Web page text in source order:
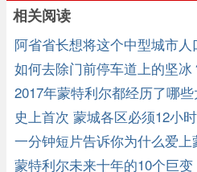
相关阅读
阿省省长想将这个中型城市
城市
如何去除门前停车道上的坚冰
2017年蒙特利尔都经历了哪
史上首次 蒙城各区必须12小
一分钟短片告诉你为什么爱上
蒙特利尔未来十年的10个巨变